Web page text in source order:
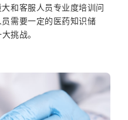
和客服人员专业度培训问
需要一定的医药知识储
挑战。